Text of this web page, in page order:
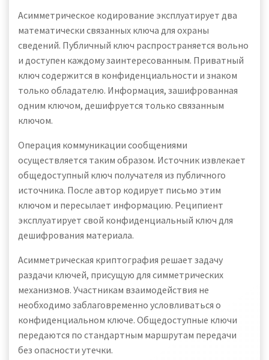
Асимметрическое кодирование эксплуатирует два
математически связанных ключа для охраны
сведений. Публичный ключ распространяется вольно
и доступен каждому заинтересованным. Приватный
ключ содержится в конфиденциальности и знаком
только обладателю. Информация, зашифрованная
одним ключом, дешифруется только связанным
ключом.
Операция коммуникации сообщениями
осуществляется таким образом. Источник извлекает
общедоступный ключ получателя из публичного
источника. После автор кодирует письмо этим
ключом и пересылает информацию. Реципиент
эксплуатирует свой конфиденциальный ключ для
дешифрования материала.
Асимметрическая криптография решает задачу
раздачи ключей, присущую для симметрических
механизмов. Участникам взаимодействия не
необходимо заблаговременно условливаться о
конфиденциальном ключе. Общедоступные ключи
передаются по стандартным маршрутам передачи
без опасности утечки.